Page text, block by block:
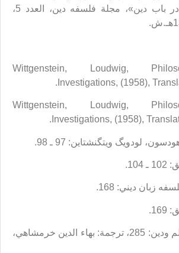
ويتگنشتاين متأخر در باب دين»، مجلة فلسفه دين، العدد 5،
([27]) Wittgenstein, Loudwig,
Investigations, (1958),
([28]) Wittgenstein, Loudwig,
Investigations, (1958),
([33]) إيان بربور، علم ودين: 285، ترجمة: بهاء الدين خرمشاهي،